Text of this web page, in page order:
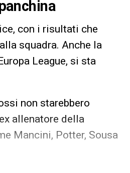
con i risultati che
squadra. Anche la
League, si sta
non starebbero
allenatore della
Mancini, Potter, Sousa